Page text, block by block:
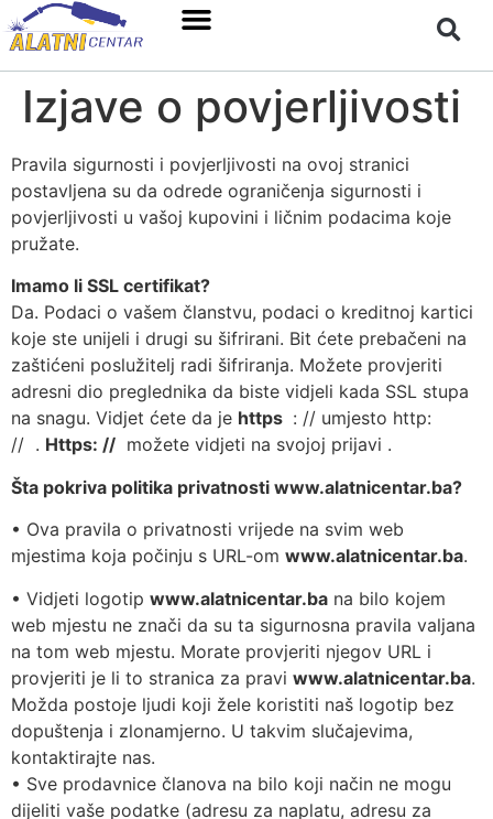
Izjave o povjerljivosti
Pravila sigurnosti i povjerljivosti na ovoj stranici
postavljena su da odrede ograničenja sigurnosti i
povjerljivosti u vašoj kupovini i ličnim podacima koje
pružate.
Imamo li SSL certifikat?
Da. Podaci o vašem članstvu, podaci o kreditnoj kartici
koje ste unijeli i drugi su šifrirani. Bit ćete prebačeni na
zaštićeni poslužitelj radi šifriranja. Možete provjeriti
adresni dio preglednika da biste vidjeli kada SSL stupa
na snagu. Vidjet ćete da je https : // umjesto http:
// . Https: // možete vidjeti na svojoj prijavi .
Šta pokriva politika privatnosti www.alatnicentar.ba?
• Ova pravila o privatnosti vrijede na svim web
mjestima koja počinju s URL-om www.alatnicentar.ba.
• Vidjeti logotip www.alatnicentar.ba na bilo kojem
web mjestu ne znači da su ta sigurnosna pravila valjana
na tom web mjestu. Morate provjeriti njegov URL i
provjeriti je li to stranica za pravi www.alatnicentar.ba.
Možda postoje ljudi koji žele koristiti naš logotip bez
dopuštenja i zlonamjerno. U takvim slučajevima,
kontaktirajte nas.
• Sve prodavnice članova na bilo koji način ne mogu
dijeliti vaše podatke (adresu za naplatu, adresu za